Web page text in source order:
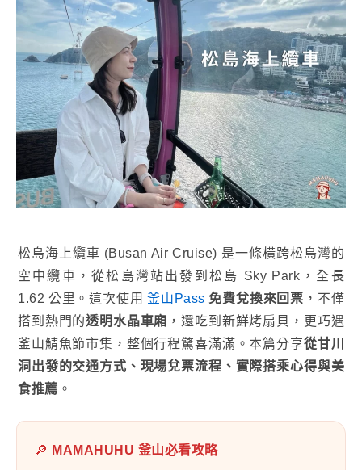
松島海上纜車 (Busan Air Cruise) 是一條橫跨松島灣的
空中纜車，從松島灣站出發到松島 Sky Park，全長
1.62 公里。這次使用釜山Pass 免費兌換來回票 ，不僅
搭到熱門的透明水晶車廂 ，還吃到新鮮烤扇貝，更巧遇
釜山鯖魚節市集，整個行程驚喜滿滿。本篇分享從甘川
洞出發的交通方式、現場兌票流程、實際搭乘心得與美
食推薦 。
🔎 MAMAHUHU 釜山必看攻略